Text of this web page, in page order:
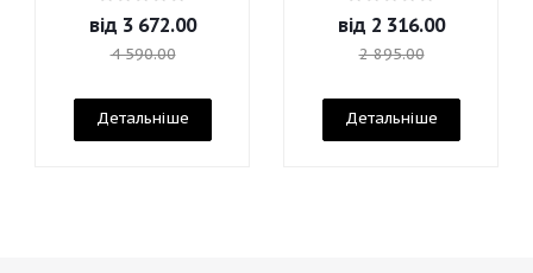
від 3 672.00
4 590.00
Детальніше
від 2 316.00
2 895.00
Детальніше